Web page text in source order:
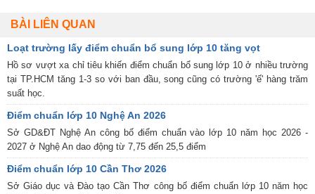
BÀI LIÊN QUAN
Loạt trường lấy điểm chuẩn bổ sung lớp 10 tăng vọt
Hồ sơ vượt xa chỉ tiêu khiến điểm chuẩn bổ sung lớp 10 ở nhiều trường
tại TP.HCM tăng 1-3 so với ban đầu, song cũng có trường 'ế' hàng trăm
suất học.
Điểm chuẩn lớp 10 Nghệ An 2026
Sở GD&ĐT Nghệ An công bố điểm chuẩn vào lớp 10 năm học 2026 -
2027 ở Nghệ An dao động từ 7,75 đến 25,5 điểm
Điểm chuẩn lớp 10 Cần Thơ 2026
Sở Giáo dục và Đào tạo Cần Thơ công bố điểm chuẩn lớp 10 năm học